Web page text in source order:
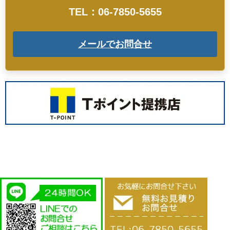
TEL：06-7850-5655
メールでお問合せ